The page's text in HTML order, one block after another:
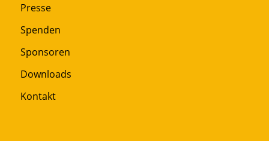
Presse
Spenden
Sponsoren
Downloads
Kontakt